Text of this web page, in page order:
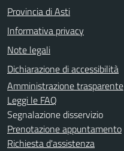
Provincia di Asti
Informativa privacy
Note legali
Dichiarazione di accessibilità
Amministrazione trasparente
Leggi le FAQ
Segnalazione disservizio
Prenotazione appuntamento
Richiesta d'assistenza